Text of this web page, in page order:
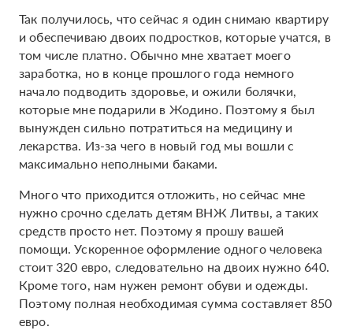
Так получилось, что сейчас я один снимаю квартиру
и обеспечиваю двоих подростков, которые учатся, в
том числе платно. Обычно мне хватает моего
заработка, но в конце прошлого года немного
начало подводить здоровье, и ожили болячки,
которые мне подарили в Жодино. Поэтому я был
вынужден сильно потратиться на медицину и
лекарства. Из-за чего в новый год мы вошли с
максимально неполными баками.
Много что приходится отложить, но сейчас мне
нужно срочно сделать детям ВНЖ Литвы, а таких
средств просто нет. Поэтому я прошу вашей
помощи. Ускоренное оформление одного человека
стоит 320 евро, следовательно на двоих нужно 640.
Кроме того, нам нужен ремонт обуви и одежды.
Поэтому полная необходимая сумма составляет 850
евро.